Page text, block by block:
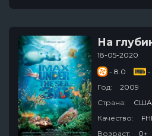
На
18-05-2020
- 8.0
-
Год:
2009
Страна:
Качество:
Возраст:
0+